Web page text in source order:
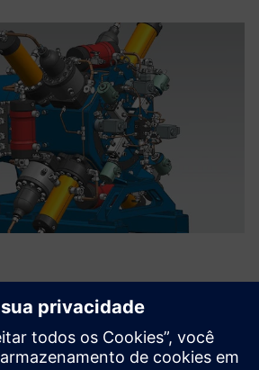
specialists
engine from
months with NX